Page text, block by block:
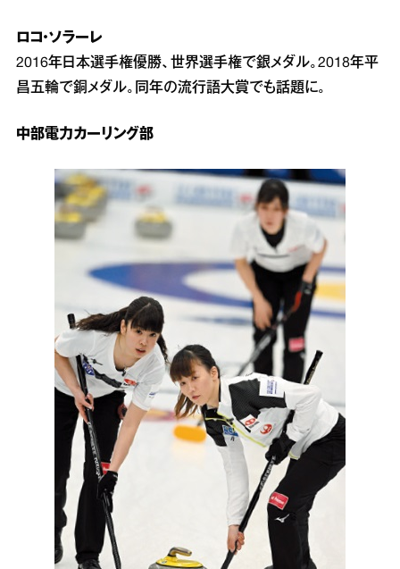
ロコ・ソラーレ
2016年日本選手権優勝、世界選手権で銀メダル。2018年平
昌五輪で銅メダル。同年の流行語大賞でも話題に。
中部電力カーリング部